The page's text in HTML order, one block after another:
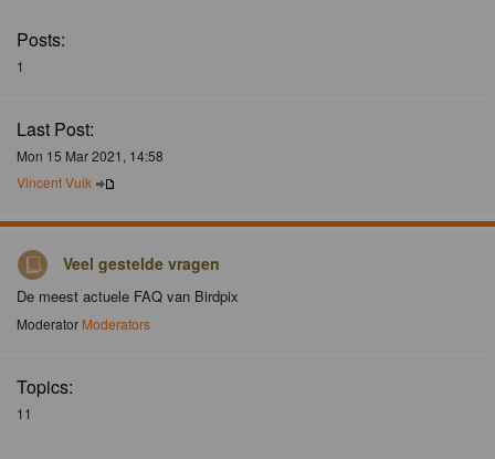
Posts:
1
Last Post:
Mon 15 Mar 2021, 14:58
Vincent Vuik
Veel gestelde vragen
De meest actuele FAQ van Birdpix
Moderator Moderators
Topics:
11